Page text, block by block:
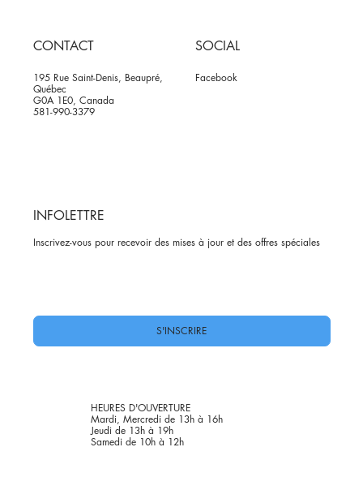
CONTACT
195 Rue Saint-Denis, Beaupré,
Québec
G0A 1E0, Canada
581-990-3379
SOCIAL
Facebook
INFOLETTRE
Inscrivez-vous pour recevoir des mises à jour et des offres spéciales
S'INSCRIRE
HEURES D'OUVERTURE
Mardi, Mercredi de 13h à 16h
Jeudi de 13h à 19h
Samedi de 10h à 12h